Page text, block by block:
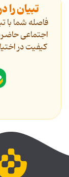
تبیان
فاصله شما با
اجتماعی
کیفیت در